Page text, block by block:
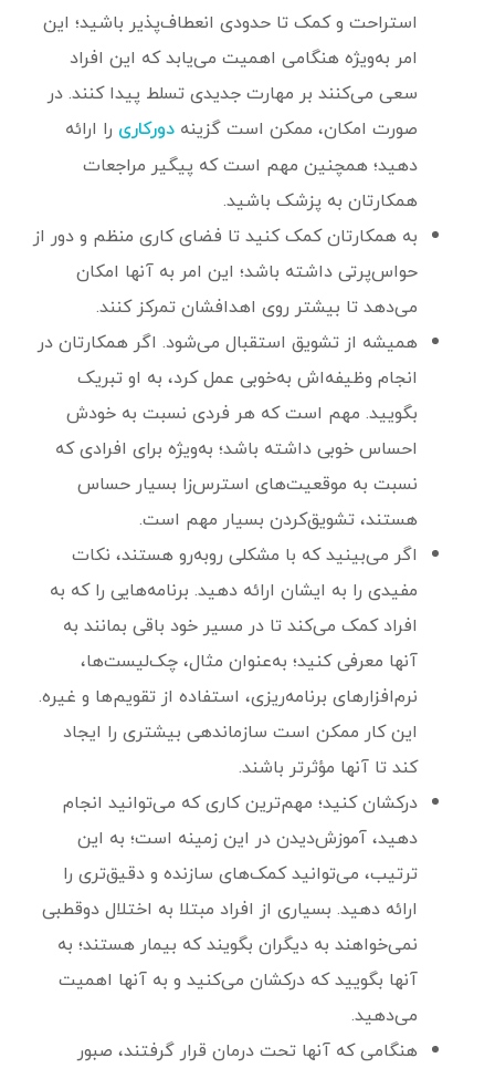
استراحت و کمک تا حدودی انعطاف‌پذیر باشید؛ این
امر به‌ویژه هنگامی اهمیت می‌یابد که این افراد
سعی می‌کنند بر مهارت جدیدی تسلط پیدا کنند. در
صورت امکان، ممکن است گزینه دورکاری را ارائه
دهید؛ همچنین مهم است که پیگیر مراجعات
همکارتان به پزشک باشید.
به همکارتان کمک کنید تا فضای کاری منظم و دور از
حواس‌پرتی داشته باشد؛ این امر به آنها امکان
می‌دهد تا بیشتر روی اهدافشان تمرکز کنند.
همیشه از تشویق استقبال می‌شود. اگر همکارتان در
انجام وظیفه‌اش به‌خوبی عمل کرد، به او تبریک
بگویید. مهم است که هر فردی نسبت به خودش
احساس خوبی داشته باشد؛ به‌ویژه برای افرادی که
نسبت به موقعیت‌های استرس‌زا بسیار حساس
هستند، تشویق‌کردن بسیار مهم است.
اگر می‌بینید که با مشکلی روبه‌رو هستند، نکات
مفیدی را به ایشان ارائه دهید. برنامه‌هایی را که به
افراد کمک می‌کند تا در مسیر خود باقی بمانند به
آنها معرفی کنید؛ به‌عنوان مثال، چک‌لیست‌ها،
نرم‌افزارهای برنامه‌ریزی، استفاده از تقویم‌ها و غیره.
این کار ممکن است سازماندهی بیشتری را ایجاد
کند تا آنها مؤثرتر باشند.
درکشان کنید؛ مهم‌ترین کاری که می‌توانید انجام
دهید، آموزش‌دیدن در این زمینه است؛ به این
ترتیب، می‌توانید کمک‌های سازنده و دقیق‌تری را
ارائه دهید. بسیاری از افراد مبتلا به اختلال دوقطبی
نمی‌خواهند به دیگران بگویند که بیمار هستند؛ به
آنها بگویید که درکشان می‌کنید و به آنها اهمیت
می‌دهید.
هنگامی که آنها تحت ‌درمان قرار گرفتند، صبور